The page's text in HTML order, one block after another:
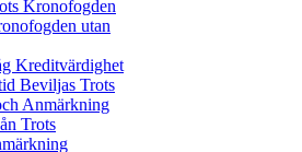
Kronofogden
utan
Kreditvärdighet
Beviljas Trots
Anmärkning
Trots